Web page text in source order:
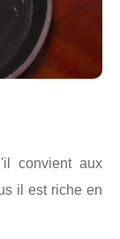
convient aux
il est riche en